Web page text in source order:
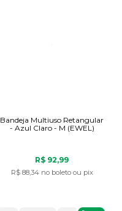
Bandeja Multiuso Retangular
- Azul Claro - M (EWEL)
R$ 92,99
R$ 88,34 no boleto ou pix